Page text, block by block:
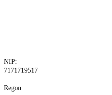
NIP:
7171719517
Regon